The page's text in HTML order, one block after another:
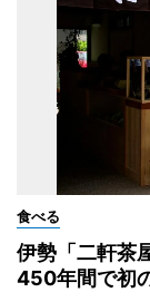
食べる
伊勢「二軒茶
450年間で初